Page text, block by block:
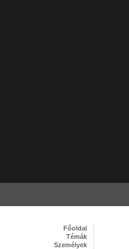
Főoldal
Témák
Személyek